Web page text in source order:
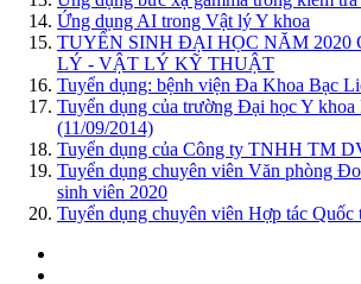
Ứng dụng AI trong Vật lý Y khoa
TUYỂN SINH ĐẠI HỌC NĂM 2020
LÝ - VẬT LÝ KỸ THUẬT
Tuyển dụng: bệnh viện Đa Khoa Bạc
Tuyển dụng của trường Đại học Y khoa
(11/09/2014)
Tuyển dụng của Công ty TNHH TM
Tuyển dụng chuyên viên Văn phòng
sinh viên 2020
Tuyển dụng chuyên viên Hợp tác Quốc